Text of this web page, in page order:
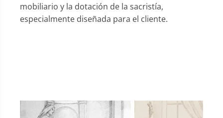
mobiliario y la dotación de la sacristía,
especialmente diseñada para el cliente.